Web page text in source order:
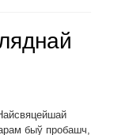
быў пробашч,